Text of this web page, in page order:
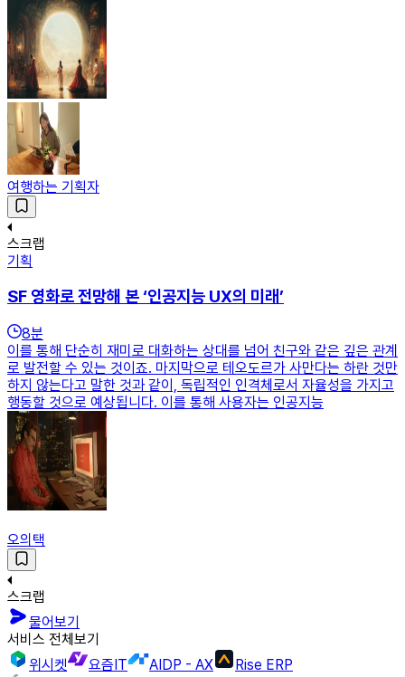
여행하는 기획자
스크랩
기획
SF 영화로 전망해 본 ‘인공지능 UX의 미래’
8분
이를 통해 단순히 재미로 대화하는 상대를 넘어 친구와 같은 깊은 관계
로 발전할 수 있는 것이죠. 마지막으로 테오도르가 사만다는 하란 것만
하지 않는다고 말한 것과 같이, 독립적인 인격체로서 자율성을 가지고
행동할 것으로 예상됩니다. 이를 통해 사용자는 인공지능
오의택
스크랩
물어보기
서비스 전체보기
위시켓
요즘IT AIDP - AX Rise ERP